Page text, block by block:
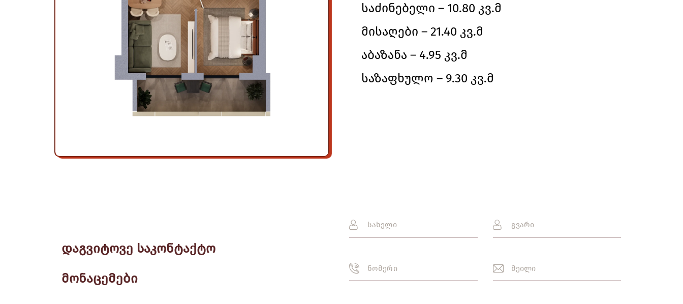
საძინებელი – 10.80 კვ.მ
მისაღები – 21.40 კვ.მ
აბაზანა – 4.95 კვ.მ
საზაფხულო – 9.30 კვ.მ
დაგვიტოვე საკონტაქტო
მონაცემები